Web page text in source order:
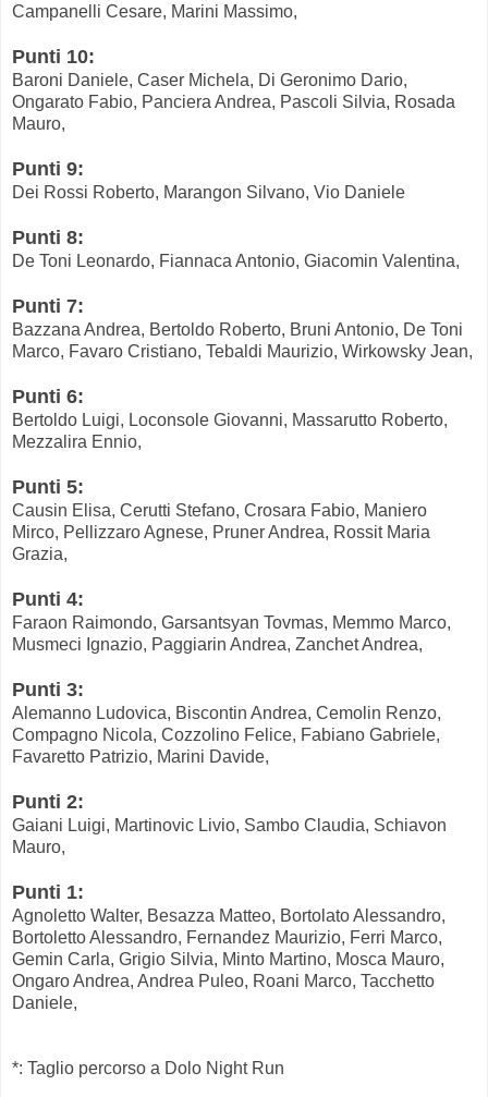
Campanelli Cesare, Marini Massimo,
Punti 10:
Baroni Daniele, Caser Michela, Di Geronimo Dario,
Ongarato Fabio, Panciera Andrea, Pascoli Silvia, Rosada
Mauro,
Punti 9:
Dei Rossi Roberto, Marangon Silvano, Vio Daniele
Punti 8:
De Toni Leonardo, Fiannaca Antonio, Giacomin Valentina,
Punti 7:
Bazzana Andrea, Bertoldo Roberto, Bruni Antonio, De Toni
Marco, Favaro Cristiano, Tebaldi Maurizio, Wirkowsky Jean,
Punti 6:
Bertoldo Luigi, Loconsole Giovanni, Massarutto Roberto,
Mezzalira Ennio,
Punti 5:
Causin Elisa, Cerutti Stefano, Crosara Fabio, Maniero
Mirco, Pellizzaro Agnese, Pruner Andrea, Rossit Maria
Grazia,
Punti 4:
Faraon Raimondo, Garsantsyan Tovmas, Memmo Marco,
Musmeci Ignazio, Paggiarin Andrea, Zanchet Andrea,
Punti 3:
Alemanno Ludovica, Biscontin Andrea, Cemolin Renzo,
Compagno Nicola, Cozzolino Felice, Fabiano Gabriele,
Favaretto Patrizio, Marini Davide,
Punti 2:
Gaiani Luigi, Martinovic Livio, Sambo Claudia, Schiavon
Mauro,
Punti 1:
Agnoletto Walter, Besazza Matteo, Bortolato Alessandro,
Bortoletto Alessandro, Fernandez Maurizio, Ferri Marco,
Gemin Carla, Grigio Silvia, Minto Martino, Mosca Mauro,
Ongaro Andrea, Andrea Puleo, Roani Marco, Tacchetto
Daniele,
*: Taglio percorso a Dolo Night Run